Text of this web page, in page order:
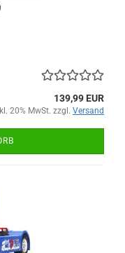
139,99 EUR
20% MwSt. zzgl. Versand